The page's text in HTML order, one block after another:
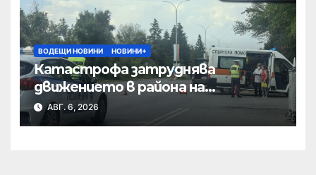
ВОДЕЩИ НОВИНИ НОВИНИ+
Катастрофа затруднява
движението в района на
Хиподрума
АВГ. 6, 2026